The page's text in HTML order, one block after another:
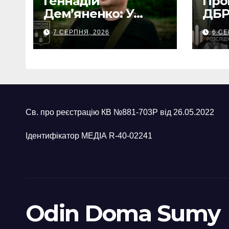
Дем’яненко: У
серпні над Сумами
збито 6 КАБів
7 СЕРПНЯ, 2026 6
Св. про реєстрацію КВ №881-703Р від 26.05.2022
Ідентифікатор МЕДІА R-40-02241
Odin Doma Sumy